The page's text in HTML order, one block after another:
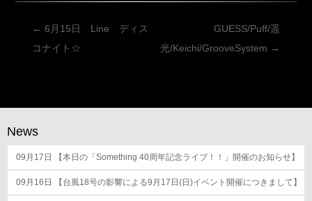
投
稿
ゲ
ー
シ
ョ
ン
← 6月15日 Line ディス
コナイト☆
GUESS/Puff/遥
光/Keichi/GrooveSystem →
News
09月17日 【本日の「Something 40周年記念ライブ！！」開催のお知らせ】
09月16日 【台風18号の影響による9月17日(日)イベント開催につきまして】